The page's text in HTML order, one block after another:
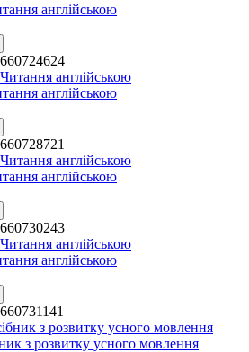
англійською
англійською
англійською
англійською
з розвитку усного мовлення